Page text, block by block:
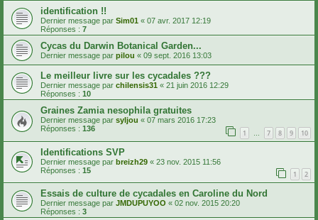
identification !!
Dernier message par Sim01 « 07 avr. 2017 12:19
Réponses : 7
Cycas du Darwin Botanical Garden...
Dernier message par pilou « 09 sept. 2016 13:03
Le meilleur livre sur les cycadales ???
Dernier message par chilensis31 « 21 juin 2016 12:29
Réponses : 10
Graines Zamia nesophila gratuites
Dernier message par syljou « 07 mars 2016 17:23
Réponses : 136 1 … 7 8 9 10
Identifications SVP
Dernier message par breizh29 « 23 nov. 2015 11:56
Réponses : 15 1 2
Essais de culture de cycadales en Caroline du Nord
Dernier message par JMDUPUYOO « 02 nov. 2015 20:20
Réponses : 3